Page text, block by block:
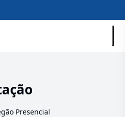
Presencial